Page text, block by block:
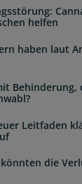
helfen
haben laut
Leitfaden
die